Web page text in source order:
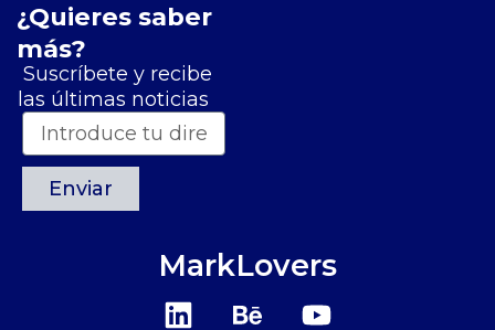
¿Quieres saber
más?
Suscríbete y recibe
las últimas noticias
Enviar
MarkLovers
L
B Y